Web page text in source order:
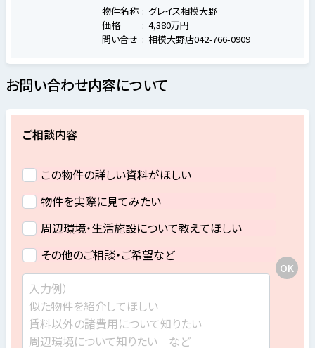
物件名称
グレイス相模大野
価格
4,380万円
問い合せ
相模大野店042-766-0909
お問い合わせ内容について
ご相談内容
この物件の詳しい資料がほしい
物件を実際に見てみたい
周辺環境・生活施設について教えてほしい
その他のご相談・ご希望など